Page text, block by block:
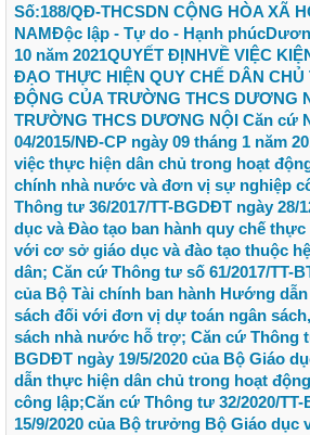
Số:188/QĐ-THCSDN CỘNG HÒA XÃ
NAMĐộc lập - Tự do - Hạnh
10 năm 2021QUYẾT ĐỊNHVỀ VIỆC
ĐẠO THỰC HIỆN QUY CHẾ DÂN CHỦ
ĐỘNG CỦA TRƯỜNG THCS DƯƠNG
TRƯỜNG THCS DƯƠNG NỘI Căn cứ
04/2015/NĐ-CP ngày 09 tháng 1 năm
việc thực hiện dân chủ trong hoạt
chính nhà nước và đơn vị sự nghiệp
Thông tư 36/2017/TT-BGDĐT ngày 28/
dục và Đào tạo ban hành quy chế
với cơ sở giáo dục và đào tạo thuộc
dân; Căn cứ Thông tư số 61/2017/TT-
của Bộ Tài chính ban hành Hướng
sách đối với đơn vị dự toán ngân
sách nhà nước hỗ trợ; Căn cứ Thông
BGDĐT ngày 19/5/2020 của Bộ Giáo
dẫn thực hiện dân chủ trong hoạt
công lập;Căn cứ Thông tư 32/2020/
15/9/2020 của Bộ trưởng Bộ Giáo dục